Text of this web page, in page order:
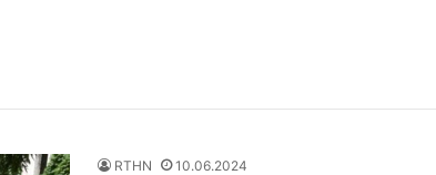
RTHN 10.06.2024